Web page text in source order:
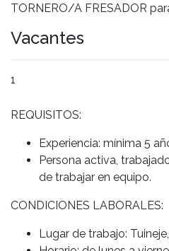
TORNERO/A FRESADOR
Vacantes
1
REQUISITOS:
Experiencia: mínima 5
Persona activa,
de trabajar en equipo.
CONDICIONES LABORALES:
Lugar de trabajo: